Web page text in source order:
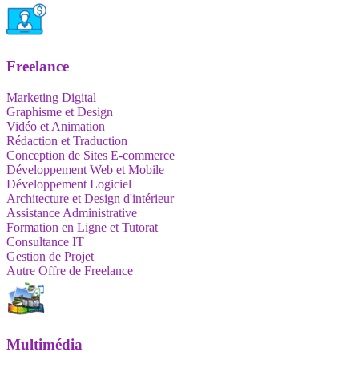
Freelance
Marketing Digital
Graphisme et Design
Vidéo et Animation
Rédaction et Traduction
Conception de Sites E-commerce
Développement Web et Mobile
Développement Logiciel
Architecture et Design d'intérieur
Assistance Administrative
Formation en Ligne et Tutorat
Consultance IT
Gestion de Projet
Autre Offre de Freelance
Multimédia